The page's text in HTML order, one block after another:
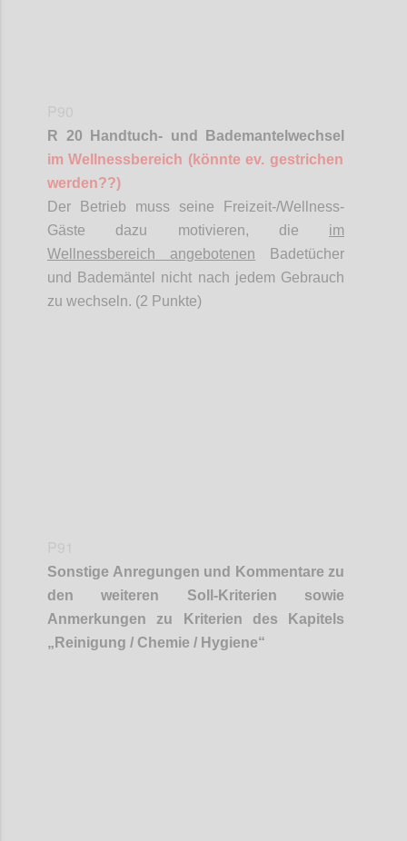
R 20 Handtuch- und Bademantelwechsel
im Wellnessbereich (könnte ev. gestrichen
werden??)
Der Betrieb muss seine Freizeit-/Wellness-
Gäste dazu motivieren, die im
Wellnessbereich angebotenen Badetücher
und Bademäntel nicht nach jedem Gebrauch
zu wechseln. (2 Punkte)
Sonstige Anregungen und Kommentare zu
den weiteren Soll-Kriterien sowie
Anmerkungen zu Kriterien des Kapitels
„ Reinigung / Chemie / Hygiene“